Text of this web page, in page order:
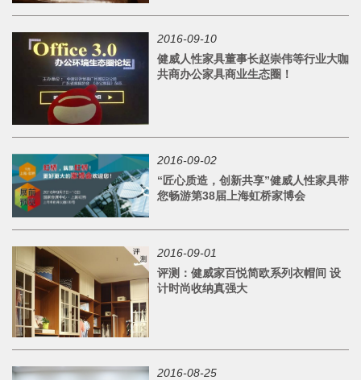
2016-09-10
健威人性家具董事长赵崇伟等行业大咖
共商办公家具商业生态圈！
2016-09-02
“匠心质造，创新共享”健威人性家具带
您畅游第38届上海虹桥家博会
2016-09-01
评测：健威家百悦简欧系列衣帽间 设
计时尚收纳真强大
2016-08-25